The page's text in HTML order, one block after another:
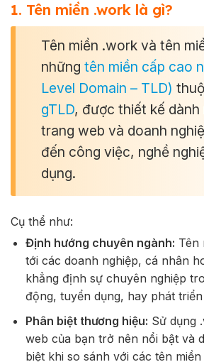
1. Tên miền .work là gì?
Tên miền .work và tên
những tên miền cấp cao
Level Domain – TLD)
gTLD, được thiết kế
trang web và doanh
đến công việc, nghề
dụng.
Cụ thể như:
Định hướng chuyên ngành: Tên
tới các doanh nghiệp, cá nhân
khẳng định sự chuyên nghiệp
động, tuyển dụng, hay phát
Phân biệt thương hiệu: Sử dụng
web của bạn trở nên nổi bật và
biệt khi so sánh với các tên